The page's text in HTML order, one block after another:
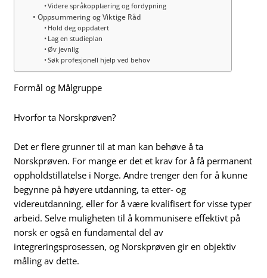
Videre språkopplæring og fordypning
Oppsummering og Viktige Råd
Hold deg oppdatert
Lag en studieplan
Øv jevnlig
Søk profesjonell hjelp ved behov
Formål og Målgruppe
Hvorfor ta Norskprøven?
Det er flere grunner til at man kan behøve å ta
Norskprøven. For mange er det et krav for å få permanent
oppholdstillatelse i Norge. Andre trenger den for å kunne
begynne på høyere utdanning, ta etter- og
videreutdanning, eller for å være kvalifisert for visse typer
arbeid. Selve muligheten til å kommunisere effektivt på
norsk er også en fundamental del av
integreringsprosessen, og Norskprøven gir en objektiv
måling av dette.